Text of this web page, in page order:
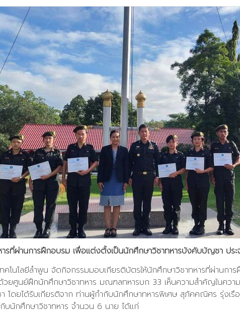
รที่ผ่านการฝึกอบรม เพื่อแต่งตั้งเป็นนักศึกษาวิชาทหารบังคับบัญชา ปร
โนโลยีลำพูน จัดกิจกรรมมอบเกียรติบัตรให้นักศึกษาวิชาทหารที่ผ่านกา
ยศูนย์ฝึกนักศึกษาวิชาทหาร มณฑลทหารบก 33 เห็นความสำคัญในควา
โดยได้รับเกียรติจาก ท่านผู้กำกับนักศึกษาทหารพิเศษ สุภัคคณิศร รุ่งเรื
บนักศึกษาวิชาทหาร จำนวน 6 นาย ได้แก่